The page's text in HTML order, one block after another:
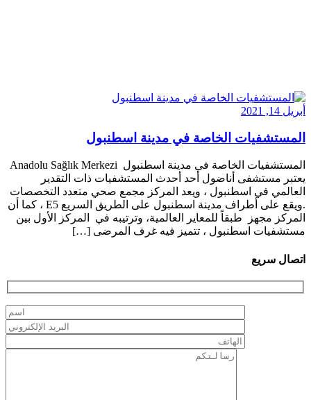
أبريل 14, 2021
المستشفيات الخاصة في مدينة اسطنبول
المستشفيات الخاصة في مدينة اسطنبول Anadolu Sağlık Merkezi
يعتبر مستشفى أناضول أحد أحدث المستشفيات ذات التقدير
العالمي في اسطنبول ، ويعد المركز مجمع صحي متعدد التخصصات
.ويقع على أطراف مدينة اسطنبول على الطريق السريع E5 ، كما أن
المركز مجهز طبقاً للمعاير العالمية، وترتيبه في المركز الأول بين
مستشفيات اسطنبول ، تتميز فيه غرف المرضى […]
اتصال سريع